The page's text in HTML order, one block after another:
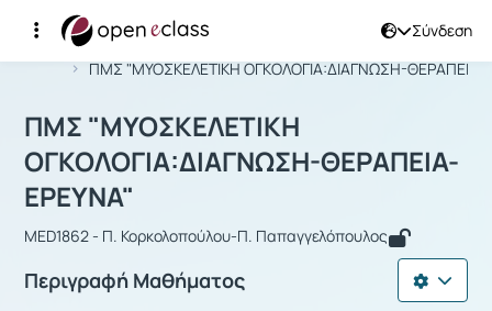
Σύνδεση
Αρχική Σελίδα
ΠΜΣ "ΜΥΟΣΚΕΛΕΤΙΚΗ ΟΓΚΟΛΟΓΙΑ:ΔΙΑΓΝΩΣΗ-ΘΕΡΑΠΕΙΑ-
Μάθημα : ΠΜΣ "ΜΥΟΣΚΕΛΕΤΙΚΗ
ΠΜΣ "ΜΥΟΣΚΕΛΕΤΙΚΗ
ΟΓΚΟΛΟΓΙΑ:ΔΙΑΓΝΩΣΗ-ΘΕΡΑΠΕΙΑ-
ΕΡΕΥΝΑ"
MED1862 - Π. Κορκολοπούλου-Π. Παπαγγελόπουλος
Περιγραφή Μαθήματος